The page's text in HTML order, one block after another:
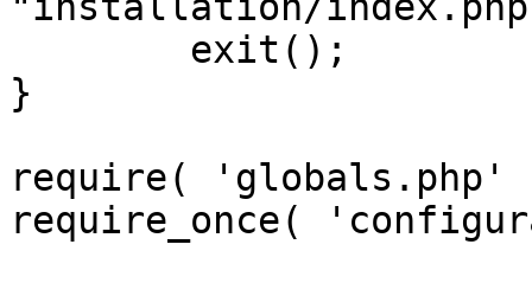
}
require(
require_once(